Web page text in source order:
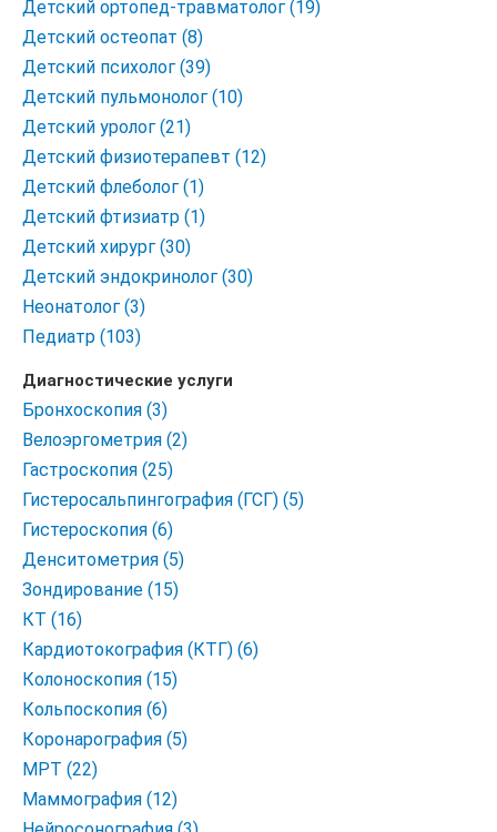
Детский ортопед-травматолог (19)
Детский остеопат (8)
Детский психолог (39)
Детский пульмонолог (10)
Детский уролог (21)
Детский физиотерапевт (12)
Детский флеболог (1)
Детский фтизиатр (1)
Детский хирург (30)
Детский эндокринолог (30)
Неонатолог (3)
Педиатр (103)
Диагностические услуги
Бронхоскопия (3)
Велоэргометрия (2)
Гастроскопия (25)
Гистеросальпингография (ГСГ) (5)
Гистероскопия (6)
Денситометрия (5)
Зондирование (15)
КТ (16)
Кардиотокография (КТГ) (6)
Колоноскопия (15)
Кольпоскопия (6)
Коронарография (5)
МРТ (22)
Маммография (12)